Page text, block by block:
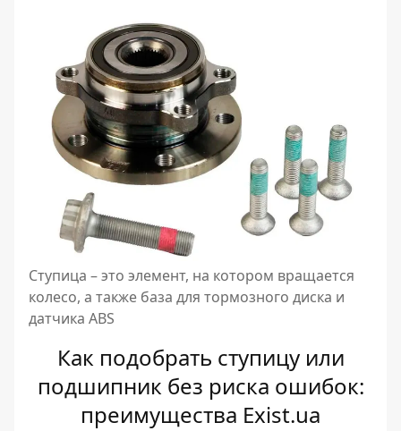
Ступица – это элемент, на котором вращается
колесо, а также база для тормозного диска и
датчика ABS
Как подобрать ступицу или
подшипник без риска ошибок:
преимущества Exist.ua